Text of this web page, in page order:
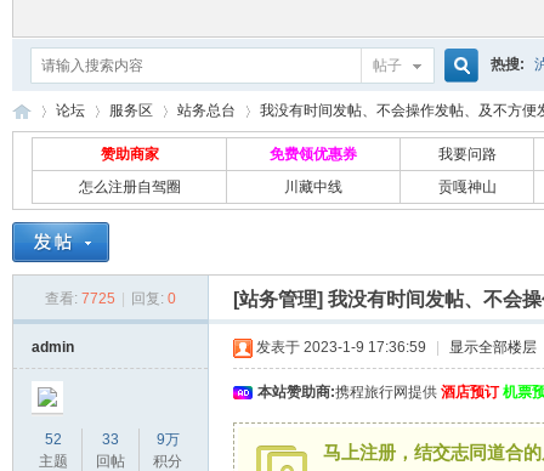
帖子
搜
索
热搜:
自 »
论坛
›
服务区
›
站务总台
›
我没有时间发帖、不会操作发帖、及不方便
赞助商家 免费领优惠券
我要问路
怎么注册自驾圈
川藏中线 贡嘎神山
查看: 7725 回复: 0 [站务管理] 我没有时间发帖、不会
admin
52
主题
33
回帖
9万
积分
发表于 2023-1-9 17:36:59 显示全部楼层
本站赞助商:携程旅行网提供 酒店预订 机票
马上注册，结交志同道合